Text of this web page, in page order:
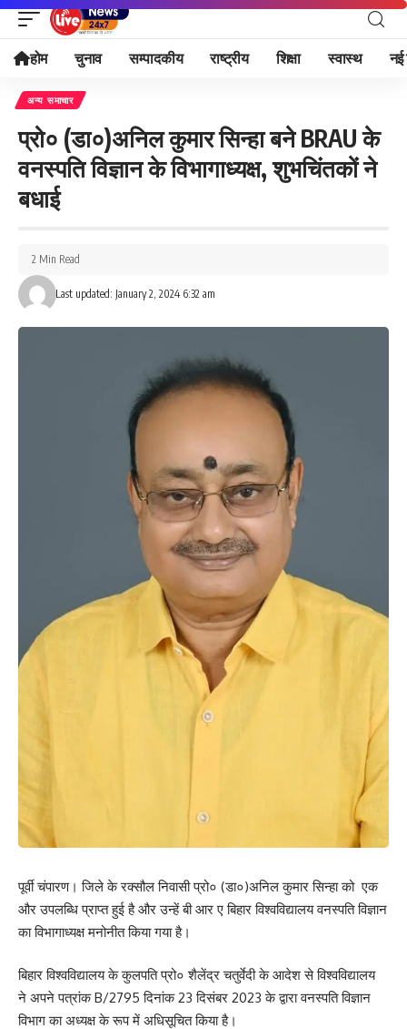
होम चुनाव सम्पादकीय राष्ट्रीय शिक्षा स्वास्थ नई
अन्य समाचार
प्रो० (डा०)अनिल कुमार सिन्हा बने BRAU के
वनस्पति विज्ञान के विभागाध्यक्ष, शुभचिंतकों ने
बधाई
Last updated: January 2, 2024 6:32 am
2 Min Read
पूर्वी चंपारण। जिले के रक्सौल निवासी प्रो० (डा०)अनिल कुमार सिन्हा को एक
और उपलब्धि प्राप्त हुई है और उन्हें बी आर ए बिहार विश्वविद्यालय वनस्पति विज्ञान
का विभागाध्यक्ष मनोनीत किया गया है।
बिहार विश्वविद्यालय के कुलपति प्रो० शैलेंद्र चतुर्वेदी के आदेश से विश्वविद्यालय
ने अपने पत्रांक B/2795 दिनांक 23 दिसंबर 2023 के द्वारा वनस्पति विज्ञान
विभाग का अध्यक्ष के रूप में अधिसूचित किया है।